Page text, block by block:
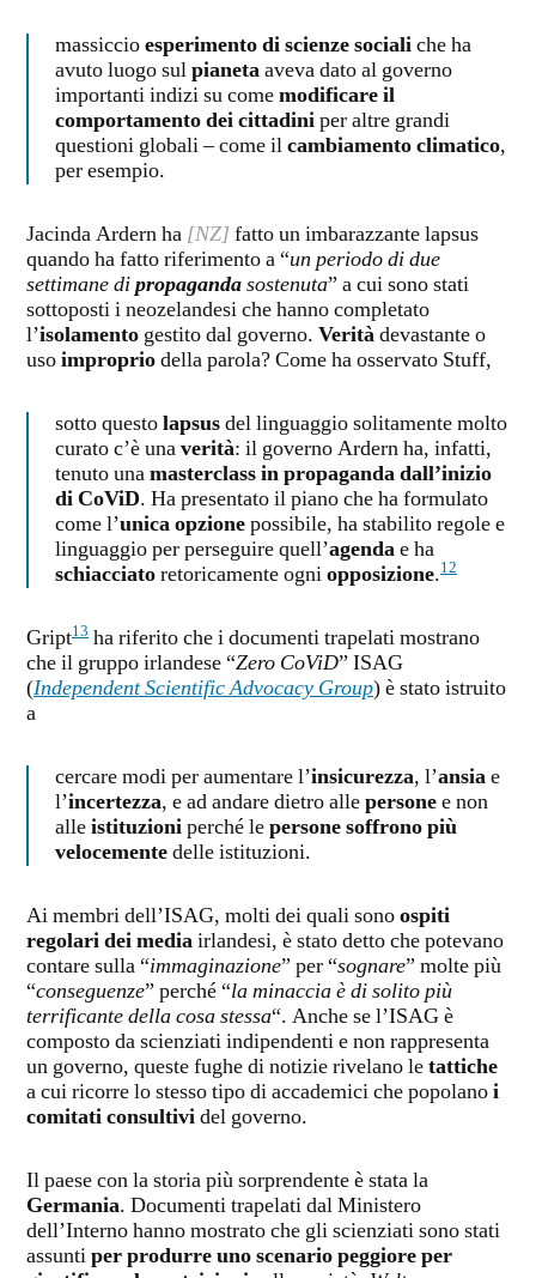
massiccioesperimento di scienze socialiche ha
avuto luogo sulpianetaaveva dato al governo
importanti indizi su comemodificare il
comportamento dei cittadiniper altre grandi
questioni globali – come ilcambiamento climatico,
per esempio.
Jacinda Ardern ha [NZ] fatto un imbarazzante lapsus
quando ha fatto riferimento a “un periodo di due
settimane dipropagandasostenuta” a cui sono stati
sottoposti i neozelandesi che hanno completato
l’isolamento gestito dal governo. Veritàdevastante o
usoimpropriodella parola? Come ha osservato Stuff,
sotto questolapsusdel linguaggio solitamente molto
curato c’è unaverità: il governo Ardern ha, infatti,
tenuto unamasterclass inpropaganda dall’inizio
di CoViD. Ha presentato il piano che ha formulato
come l’unica opzionepossibile, ha stabilito regole e
linguaggio per perseguire quell’agendae ha
schiacciatoretoricamente ogniopposizione.12
Gript13 ha riferito che i documenti trapelati mostrano
che il gruppo irlandese “Zero CoViD” ISAG
(Independent Scientific Advocacy Group) è stato istruito
a
cercare modi per aumentare l’insicurezza, l’ansiae
l’incertezza, e ad andare dietro allepersonee non
alleistituzioniperché lepersone soffrono più
velocementedelle istituzioni.
Ai membri dell’ISAG, molti dei quali sonoospiti
regolari dei mediairlandesi, è stato detto che potevano
contare sulla “immaginazione” per “sognare” molte più
“conseguenze” perché “la minaccia è di solito più
terrificante della cosa stessa“. Anche se l’ISAG è
composto da scienziati indipendenti e non rappresenta
un governo, queste fughe di notizie rivelano letattiche
a cui ricorre lo stesso tipo di accademici che popolanoi
comitati consultividel governo.
Il paese con la storia più sorprendente è stata la
Germania. Documenti trapelati dal Ministero
dell’Interno hanno mostrato che gli scienziati sono stati
assuntiper produrre uno scenario peggiore per